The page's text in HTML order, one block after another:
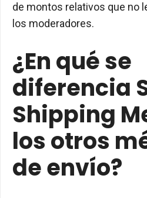
de montos relativos que no
los moderadores.
¿En qué se
diferencia
Shipping
los otros
de envío?